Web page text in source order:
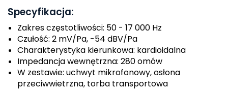
Specyfikacja:
Zakres częstotliwości: 50 - 17 000 Hz
Czułość: 2 mV/Pa, -54 dBV/Pa
Charakterystyka kierunkowa: kardioidalna
Impedancja wewnętrzna: 280 omów
W zestawie: uchwyt mikrofonowy, osłona
przeciwwietrzna, torba transportowa